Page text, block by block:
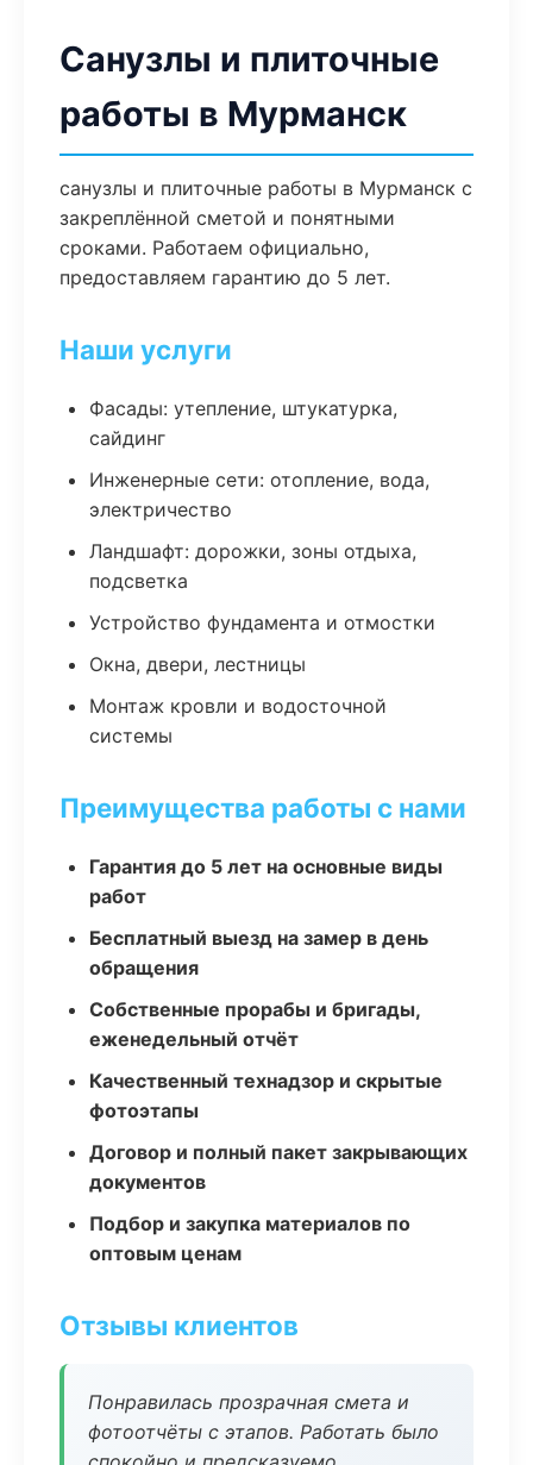
Санузлы и плиточные
работы в Мурманск
санузлы и плиточные работы в Мурманск с
закреплённой сметой и понятными
сроками. Работаем официально,
предоставляем гарантию до 5 лет.
Наши услуги
Фасады: утепление, штукатурка,
сайдинг
Инженерные сети: отопление, вода,
электричество
Ландшафт: дорожки, зоны отдыха,
подсветка
Устройство фундамента и отмостки
Окна, двери, лестницы
Монтаж кровли и водосточной
системы
Преимущества работы с нами
Гарантия до 5 лет на основные виды
работ
Бесплатный выезд на замер в день
обращения
Собственные прорабы и бригады,
еженедельный отчёт
Качественный технадзор и скрытые
фотоэтапы
Договор и полный пакет закрывающих
документов
Подбор и закупка материалов по
оптовым ценам
Отзывы клиентов
Понравилась прозрачная смета и
фотоотчёты с этапов. Работать было